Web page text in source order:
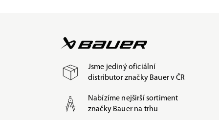
Jsme jediný oficiální
distributor značky Bauer v ČR
Nabízíme nejširší sortiment
značky Bauer na trhu